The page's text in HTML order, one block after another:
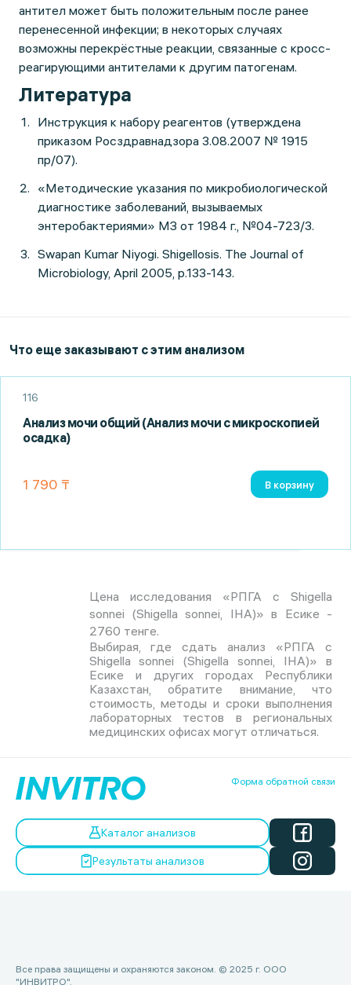
антител может быть положительным после ранее
перенесенной инфекции; в некоторых случаях
возможны перекрёстные реакции, связанные с кросс-
реагирующими антителами к другим патогенам.
Литература
Инструкция к набору реагентов (утверждена
приказом Росздравнадзора 3.08.2007 № 1915
пр/07).
«Методические указания по микробиологической
диагностике заболеваний, вызываемых
энтеробактериями» МЗ от 1984 г., №04-723/3.
Swapan Kumar Niyogi. Shigellosis. The Journal of
Microbiology, April 2005, p.133-143.
Что еще заказывают с этим анализом
116
Анализ мочи общий (Анализ мочи с микроскопией
осадка)
1 790 ₸ В корзину
Цена исследования «РПГА с Shigella
sonnei (Shigella sonnei, IHA)» в Есике -
2760 тенге.
Выбирая, где сдать анализ «РПГА с
Shigella sonnei (Shigella sonnei, IHA)» в
Есике и других городах Республики
Казахстан, обратите внимание, что
стоимость, методы и сроки выполнения
лабораторных тестов в региональных
медицинских офисах могут отличаться.
Форма обратной связи
Каталог анализов
Результаты анализов
Все права защищены и охраняются законом. © 2025 г. ООО
"ИНВИТРО".